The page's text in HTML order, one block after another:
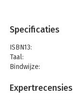
Specificaties
ISBN13:
Taal:
Bindwijze:
Uitgever:
Expertrecensies